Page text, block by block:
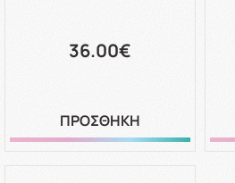
36.00€
ΠΡΟΣΘΗΚΗ